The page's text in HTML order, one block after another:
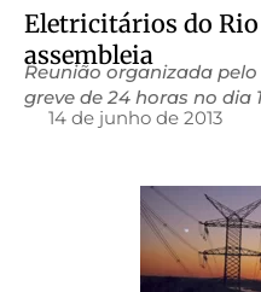
Eletricitários do Rio
assembleia
Reunião organizada
greve de 24 horas no dia
14 de junho de 2013